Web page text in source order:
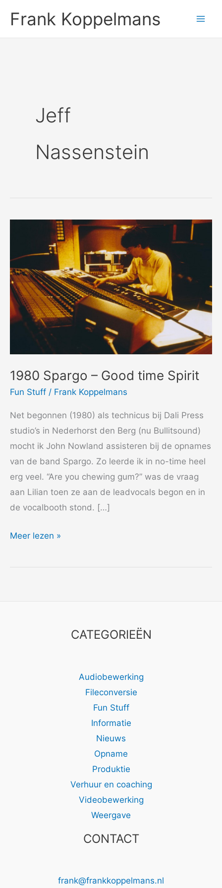
naar
de
Frank Koppelmans
Jeff
Nassenstein
1980 Spargo – Good time Spirit
Fun Stuff / Frank Koppelmans
Net begonnen (1980) als technicus bij Dali Press
studio’s in Nederhorst den Berg (nu Bullitsound)
mocht ik John Nowland assisteren bij de opnames
van de band Spargo. Zo leerde ik in no-time heel
erg veel. “Are you chewing gum?” was de vraag
aan Lilian toen ze aan de leadvocals begon en in
de vocalbooth stond. […]
1980
–
Meer lezen »
CATEGORIEËN
Audiobewerking
Fileconversie
Fun Stuff
Informatie
Nieuws
Opname
Produktie
Verhuur en coaching
Videobewerking
Weergave
CONTACT
frank@frankkoppelmans.nl